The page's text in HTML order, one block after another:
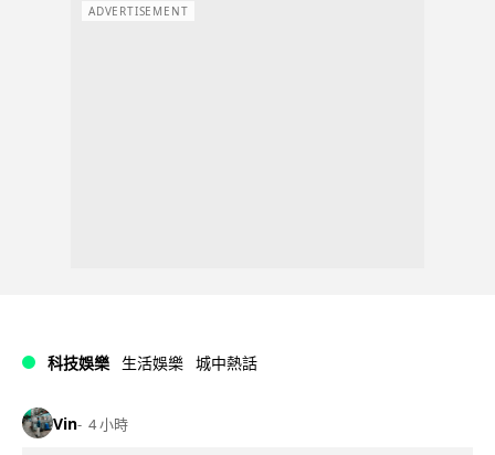
ADVERTISEMENT
科技娛樂 生活娛樂 城中熱話
Vin 4 小時